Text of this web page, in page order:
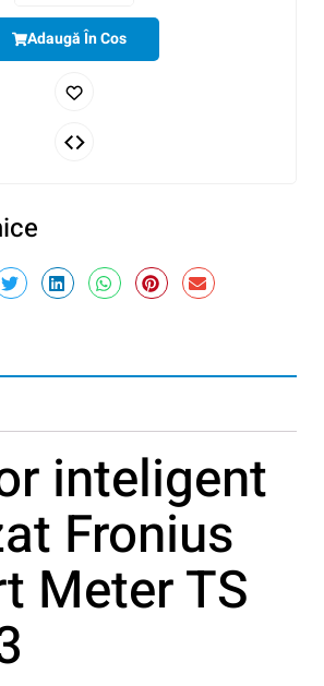
Adaugă În Cos
inteligent
Fronius
Meter TS